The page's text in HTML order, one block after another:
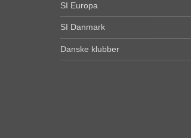
SI Europa
SI Danmark
Danske klubber